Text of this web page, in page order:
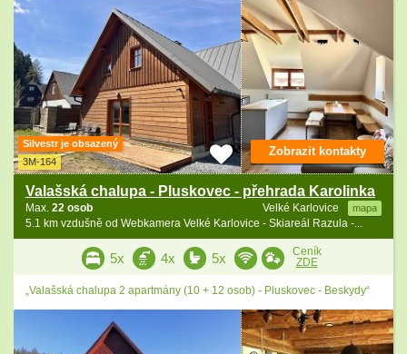
Silvestr je obsazený
3M-164
Valašská chalupa - Pluskovec - přehrada Karolinka
Velké Karlovice mapa
Max. 22 osob
5.1 km vzdušně od Webkamera Velké Karlovice - Skiareál Razula -...
Zobrazit kontakty
5x 4x 5x
Ceník
ZDE
„Valašská chalupa 2 apartmány (10 + 12 osob) - Pluskovec - Beskydy“